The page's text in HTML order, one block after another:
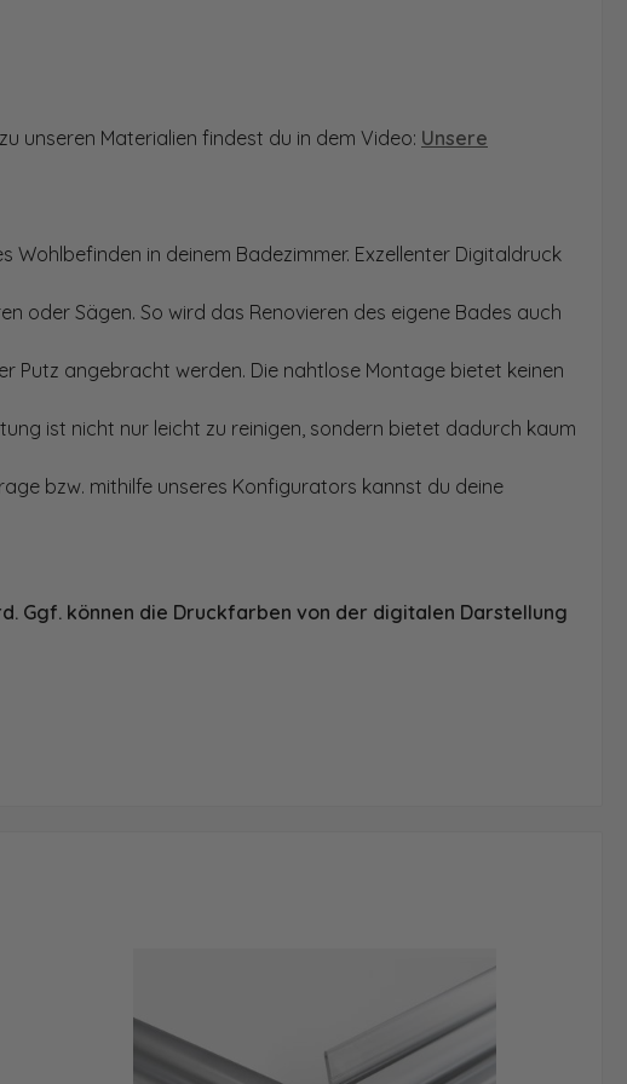
unseren Materialien findest du in dem Video: Unsere
in deinem Badezimmer. Exzellenter Digitaldruck
oder Sägen. So wird das Renovieren des eigene Bades auch
Putz angebracht werden. Die nahtlose Montage bietet keinen
ist nicht nur leicht zu reinigen, sondern bietet dadurch kaum
bzw. mithilfe unseres Konfigurators kannst du deine
Ggf. können die Druckfarben von der digitalen Darstellung